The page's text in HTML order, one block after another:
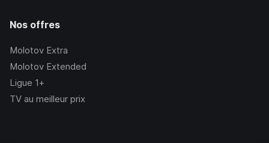
Nos offres
Molotov Extra
Molotov Extended
Ligue 1+
TV au meilleur prix